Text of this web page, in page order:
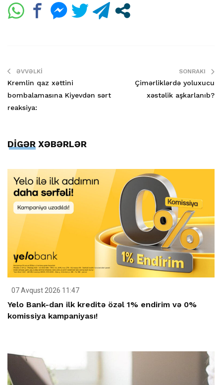
ƏVVƏLKI
Kremlin qaz xəttini
bombalamasına Kiyevdən sərt
reaksiya:
SONRAKI
Çimərliklərdə yoluxucu
xəstəlik aşkarlanıb?
DİGƏR XƏBƏRLƏR
07 Avqust 2026 11:47
Yelo Bank-dan ilk kreditə özəl 1% endirim və 0%
komissiya kampaniyası!